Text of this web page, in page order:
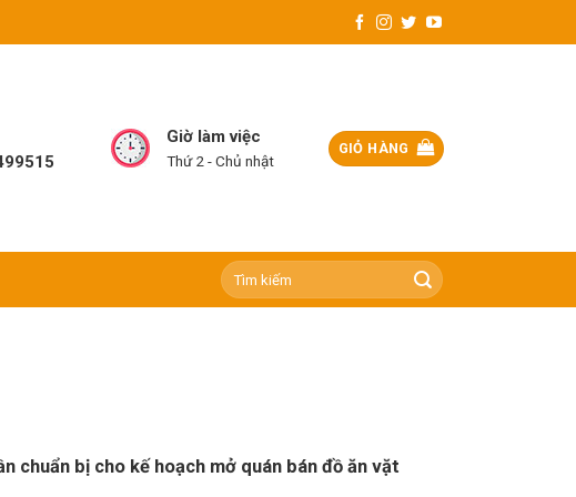
Giờ làm việc
Thứ 2 - Chủ nhật
GIỎ HÀNG
Tìm
kiếm:
chuẩn bị cho kế hoạch mở quán bán đồ ăn vặt